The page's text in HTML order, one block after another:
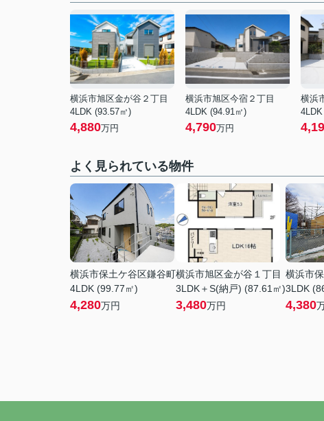
横浜市旭区金が谷２丁目
4LDK (93.57㎡)
4,880万円
横浜市旭区今宿２丁目
4LDK (94.91㎡)
4,790万円
横浜
よく見られている物件
横浜市保土ケ谷区鎌谷町
4LDK (99.77㎡)
4,280万円
横浜市旭区金が谷１丁目
3LDK＋S(納戸) (87.61㎡)
3,480万円
横浜市
3LDK
4,380